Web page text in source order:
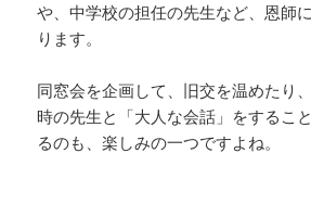
や、中学校の担任の先生など、恩師
ります。
同窓会を企画して、旧交を温めたり
時の先生と「大人な会話」をするこ
るのも、楽しみの一つですよね。